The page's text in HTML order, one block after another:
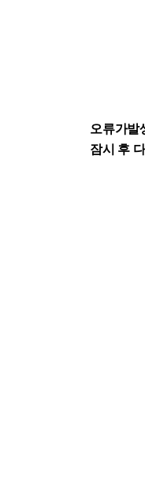
오류가발
잠시 후